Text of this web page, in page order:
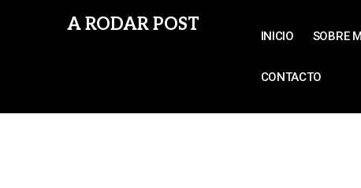
A RODAR POST
INICIO SOBRE
CONTACTO